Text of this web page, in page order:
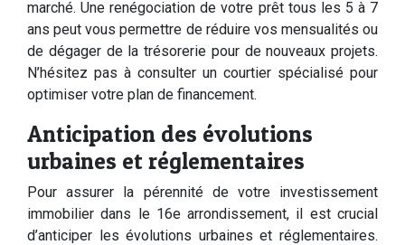
marché. Une renégociation de votre prêt tous les 5 à 7
ans peut vous permettre de réduire vos mensualités ou
de dégager de la trésorerie pour de nouveaux projets.
N’hésitez pas à consulter un courtier spécialisé pour
optimiser votre plan de financement.
Anticipation des évolutions
urbaines et réglementaires
Pour assurer la pérennité de votre investissement
immobilier dans le 16e arrondissement, il est crucial
d’anticiper les évolutions urbaines et réglementaires.